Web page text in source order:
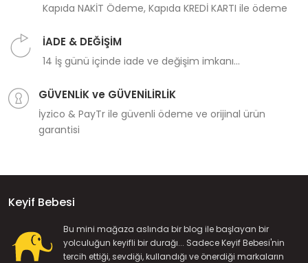
Kapıda NAKİT Ödeme, Kapıda KREDİ KARTI ile ödeme
İADE & DEĞİŞİM
14 İş günü içinde iade ve değişim imkanı...
GÜVENLİK ve GÜVENİLİRLİK
İyzico & PayTr ile güvenli ödeme ve orijinal ürün
garantisi
Keyif Bebesi
Bu mini mağaza aslında bir blog ile başlayan bir
yolculuğun keyifli bir durağı... Sadece Keyif Bebesi'nin
tercih ettiği, sevdiği, kullandığı ve önerdiği markaların